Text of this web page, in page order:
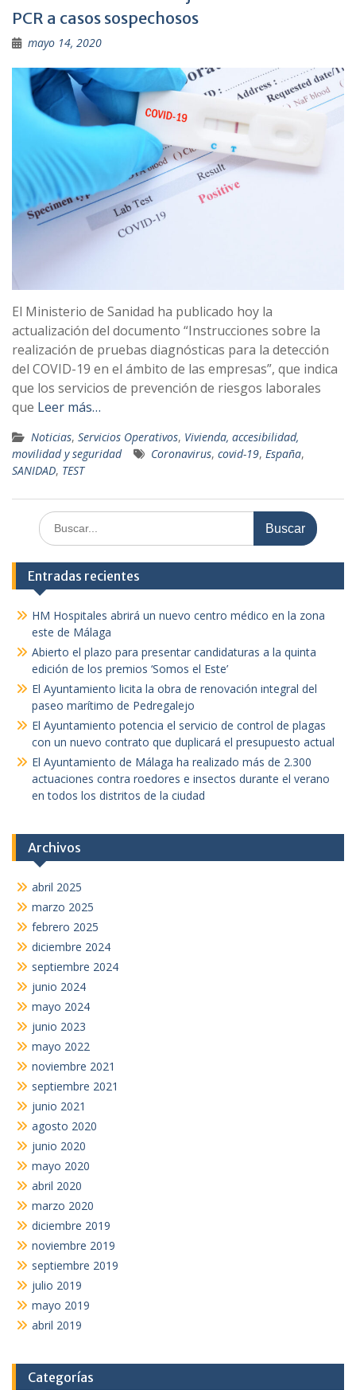
PCR a casos sospechosos
mayo 14, 2020
El Ministerio de Sanidad ha publicado hoy la
actualización del documento “Instrucciones sobre la
realización de pruebas diagnósticas para la detección
del COVID-19 en el ámbito de las empresas”, que indica
que los servicios de prevención de riesgos laborales
que Leer más…
Noticias, Servicios Operativos, Vivienda, accesibilidad,
movilidad y seguridad
Coronavirus, covid-19, España,
SANIDAD, TEST
Buscar:
Entradas recientes
HM Hospitales abrirá un nuevo centro médico en la zona
este de Málaga
Abierto el plazo para presentar candidaturas a la quinta
edición de los premios ‘Somos el Este’
El Ayuntamiento licita la obra de renovación integral del
paseo marítimo de Pedregalejo
El Ayuntamiento potencia el servicio de control de plagas
con un nuevo contrato que duplicará el presupuesto actual
El Ayuntamiento de Málaga ha realizado más de 2.300
actuaciones contra roedores e insectos durante el verano
en todos los distritos de la ciudad
Archivos
abril 2025
marzo 2025
febrero 2025
diciembre 2024
septiembre 2024
junio 2024
mayo 2024
junio 2023
mayo 2022
noviembre 2021
septiembre 2021
junio 2021
agosto 2020
junio 2020
mayo 2020
abril 2020
marzo 2020
diciembre 2019
noviembre 2019
septiembre 2019
julio 2019
mayo 2019
abril 2019
Categorías